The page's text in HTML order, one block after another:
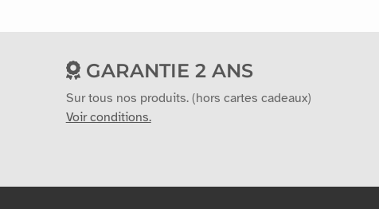
GARANTIE 2 ANS
Sur tous nos produits. (hors cartes cadeaux)
Voir conditions.